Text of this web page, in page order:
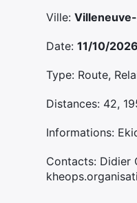
Ville:
Date: 11/10/2026
Type: Route,
Distances: 42,
Informations:
Contacts: Didier